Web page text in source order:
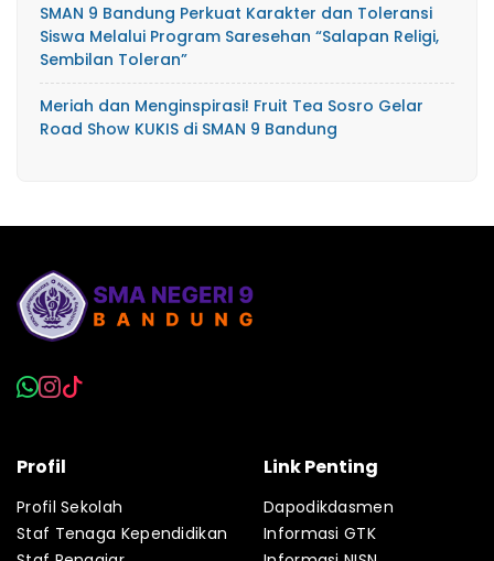
SMAN 9 Bandung Perkuat Karakter dan Toleransi
Siswa Melalui Program Saresehan “Salapan Religi,
Sembilan Toleran”
Meriah dan Menginspirasi! Fruit Tea Sosro Gelar
Road Show KUKIS di SMAN 9 Bandung
Profil
Profil Sekolah
Staf Tenaga Kependidikan
Link Penting
Dapodikdasmen
Informasi GTK